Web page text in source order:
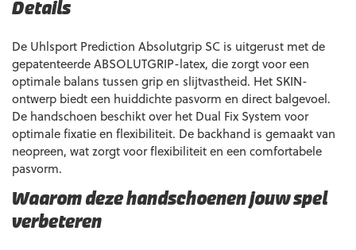
Details
De Uhlsport Prediction Absolutgrip SC is uitgerust met de
gepatenteerde ABSOLUTGRIP-latex, die zorgt voor een
optimale balans tussen grip en slijtvastheid. Het SKIN-
ontwerp biedt een huiddichte pasvorm en direct balgevoel.
De handschoen beschikt over het Dual Fix System voor
optimale fixatie en flexibiliteit. De backhand is gemaakt van
neopreen, wat zorgt voor flexibiliteit en een comfortabele
pasvorm.
Waarom deze handschoenen jouw spel
verbeteren